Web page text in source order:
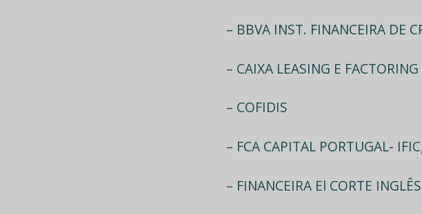
– BBVA INST. FINANCEIRA DE
– CAIXA LEASING E FACTORING
– COFIDIS
– FCA CAPITAL PORTUGAL-
– FINANCEIRA El CORTE